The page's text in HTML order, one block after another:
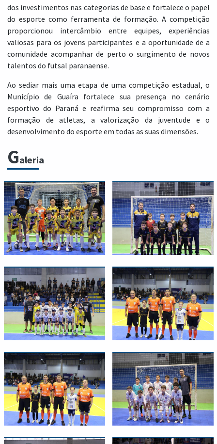
dos investimentos nas categorias de base e fortalece o papel
do esporte como ferramenta de formação. A competição
proporcionou intercâmbio entre equipes, experiências
valiosas para os jovens participantes e a oportunidade de a
comunidade acompanhar de perto o surgimento de novos
talentos do futsal paranaense.
Ao sediar mais uma etapa de uma competição estadual, o
Município de Guaíra fortalece sua presença no cenário
esportivo do Paraná e reafirma seu compromisso com a
formação de atletas, a valorização da juventude e o
desenvolvimento do esporte em todas as suas dimensões.
Galeria